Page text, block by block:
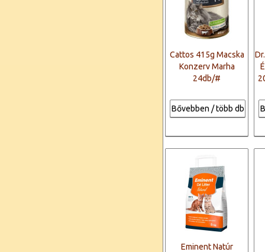
Cattos 415g Macska
Konzerv Marha
24db/#
Bővebben / több db
Eminent Natúr